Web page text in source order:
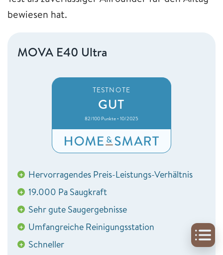
bewiesen hat.
MOVA E40 Ultra
TESTNOTE
GUT
82/100 Punkte • 10/2025
+ Hervorragendes Preis-Leistungs-Verhältnis
+ 19.000 Pa Saugkraft
+ Sehr gute Saugergebnisse
+ Umfangreiche Reinigungsstation
+ Schneller